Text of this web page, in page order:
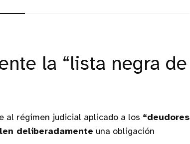
la “lista negra de
al régimen judicial aplicado a los “deudores
deliberadamente una obligación